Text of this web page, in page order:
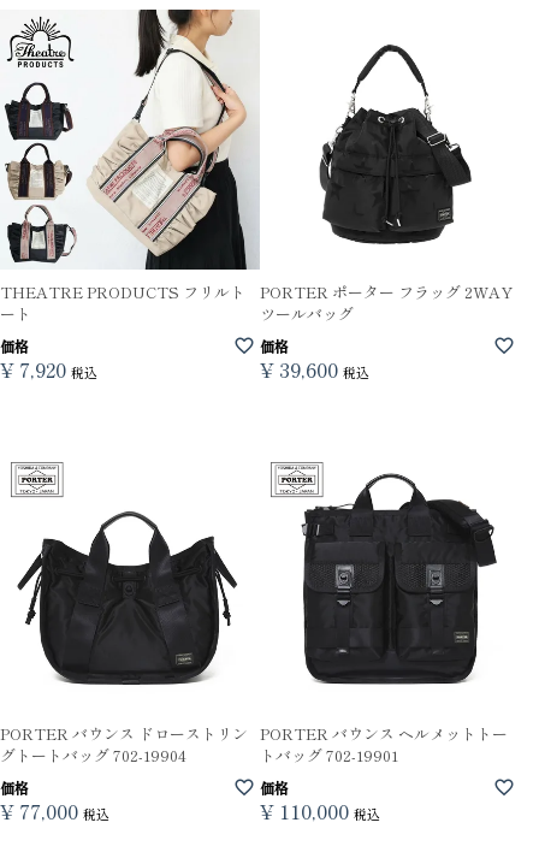
THEATRE PRODUCTS フリルト
ート
価格
¥ 7,920 税込
PORTER ポーター フラッグ 2WAY
ツールバッグ
価格
¥ 39,600 税込
PORTER バウンス ドローストリン
グトートバッグ 702-19904
価格
¥ 77,000 税込
PORTER バウンス ヘルメットトー
トバッグ 702-19901
価格
¥ 110,000 税込